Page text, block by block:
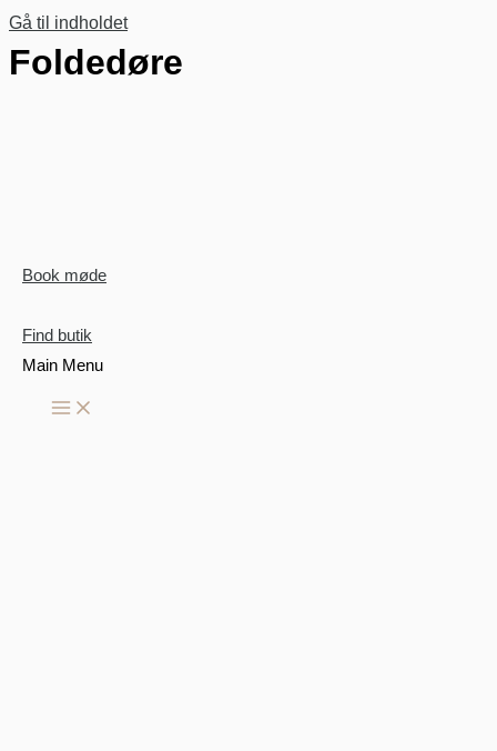
Gå til indholdet
Book møde
Find butik
Main Menu
Foldedøre